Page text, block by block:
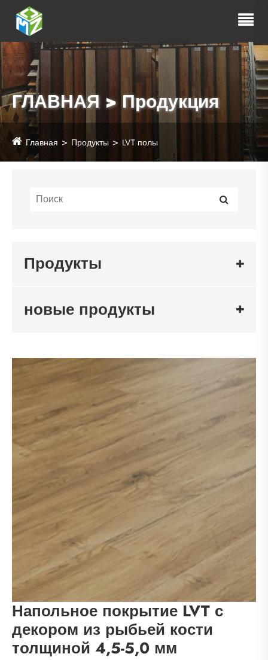
ГЛАВНАЯ > Продукция
Главная Продукты LVT полы
Продукты
новые продукты
Напольное покрытие LVT с
декором из рыбьей кости
толщиной 4,5-5,0 мм